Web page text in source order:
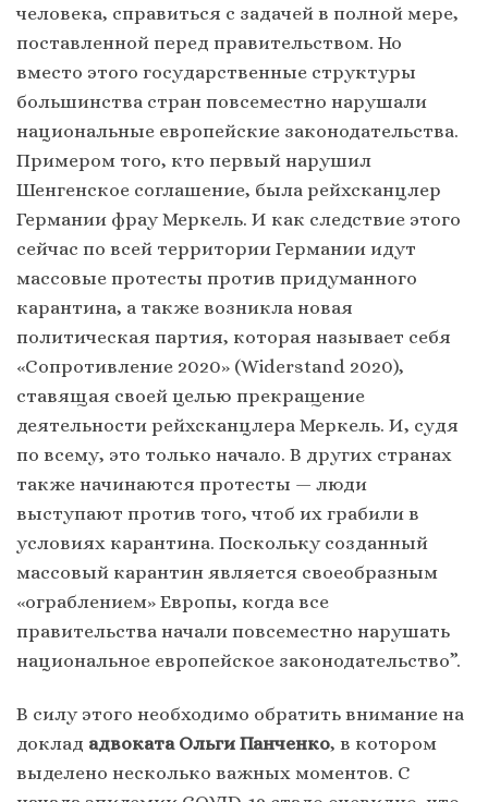
человека, справиться с задачей в полной мере,
поставленной перед правительством. Но
вместо этого государственные структуры
большинства стран повсеместно нарушали
национальные европейские законодательства.
Примером того, кто первый нарушил
Шенгенское соглашение, была рейхсканцлер
Германии фрау Меркель. И как следствие этого
сейчас по всей территории Германии идут
массовые протесты против придуманного
карантина, а также возникла новая
политическая партия, которая называет себя
«Сопротивление 2020» (Widerstand 2020),
ставящая своей целью прекращение
деятельности рейхсканцлера Меркель. И, судя
по всему, это только начало. В других странах
также начинаются протесты — люди
выступают против того, чтоб их грабили в
условиях карантина. Поскольку созданный
массовый карантин является своеобразным
«ограблением» Европы, когда все
правительства начали повсеместно нарушать
национальное европейское законодательство”.
В силу этого необходимо обратить внимание на
доклад адвоката Ольги Панченко, в котором
выделено несколько важных моментов. С